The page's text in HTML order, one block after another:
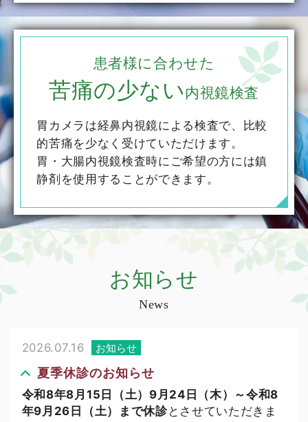
患者様に合わせた
苦痛の少ない内視鏡検査
胃カメラは経鼻内視鏡による検査で、比較
的苦痛を少なく受けていただけます。
胃・大腸内視鏡検査時にご希望の方には鎮
静剤を使用することができます。
お知らせ
News
夏季休診のお知らせ
2026.07.16 お知らせ
令和8年8月15日（土）9月24日（木）～令和8
年9月26日（土）まで休診とさせていただきま